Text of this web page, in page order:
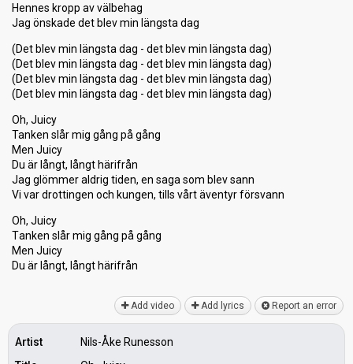
Hennes kropp av välbehag
Jag önskade det blev min längsta dag
(Det blev min längsta dag - det blev min längsta dag)
(Det blev min längsta dag - det blev min längsta dag)
(Det blev min längsta dag - det blev min längsta dag)
(Det blev min längsta dag - det blev min längsta dag)
Oh, Juicy
Tanken slår mig gång på gång
Men Juicy
Du är långt, långt härifrån
Jag glömmer aldrig tiden, en saga som blev sann
Vi var drottingen och kungen, tills vårt äventyr försvann
Oh, Juicy
Tаnken ѕlår mig gång på gång
Men Juicy
Du är långt, långt härifrån
Add video Add lyrics Report an error
Artist
Nils-Åke Runesson